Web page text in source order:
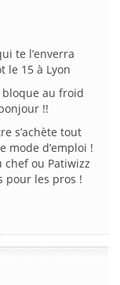
te l’enverra
le 15 à Lyon
bloque au froid
!!
s’achète tout
mode d’emploi !
ou Patiwizz
pour les pros !